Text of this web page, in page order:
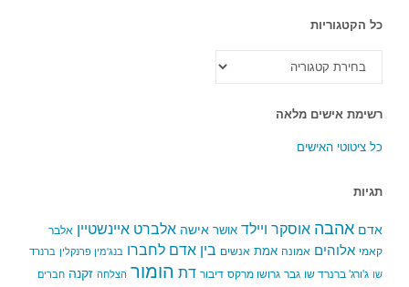
כל הקטגוריות
הקטגוריות
רשימת אישים מלאה
כל ציטוטי האישים
תגיות
אדם אהבה אוסקר ויילד אושר אישה אלברט איינשטיין אלבר
קאמי אלוהים אמונה אמת אנשים בין אדם לחברו בנג'מין פרנקלין ברנרד
שו ג'ורג' ברנרד שו גבר גרושו מרקס דיבור דת הומור הצלחה זקנה חברים